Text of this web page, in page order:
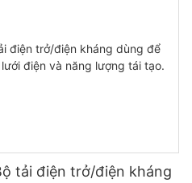
tải điện trở/điện kháng